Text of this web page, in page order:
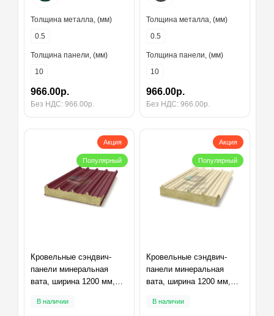
Толщина металла, (мм)
0.5
Толщина панели, (мм)
10
966.00р.
Без НДС: 966.00р.
Толщина металла, (мм)
0.5
Толщина панели, (мм)
10
966.00р.
Без НДС: 966.00р.
Акция
Популярный
Кровельные сэндвич-
панели минеральная
вата, ширина 1200 мм,
В наличии
Акция
Популярный
Кровельные сэндвич-
панели минеральная
вата, ширина 1200 мм,
В наличии